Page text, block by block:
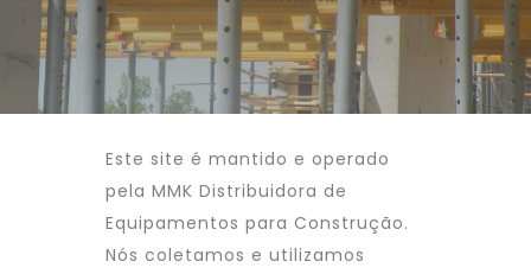
Este site é mantido e operado
pela MMK Distribuidora de
Equipamentos para Construção.
Nós coletamos e utilizamos